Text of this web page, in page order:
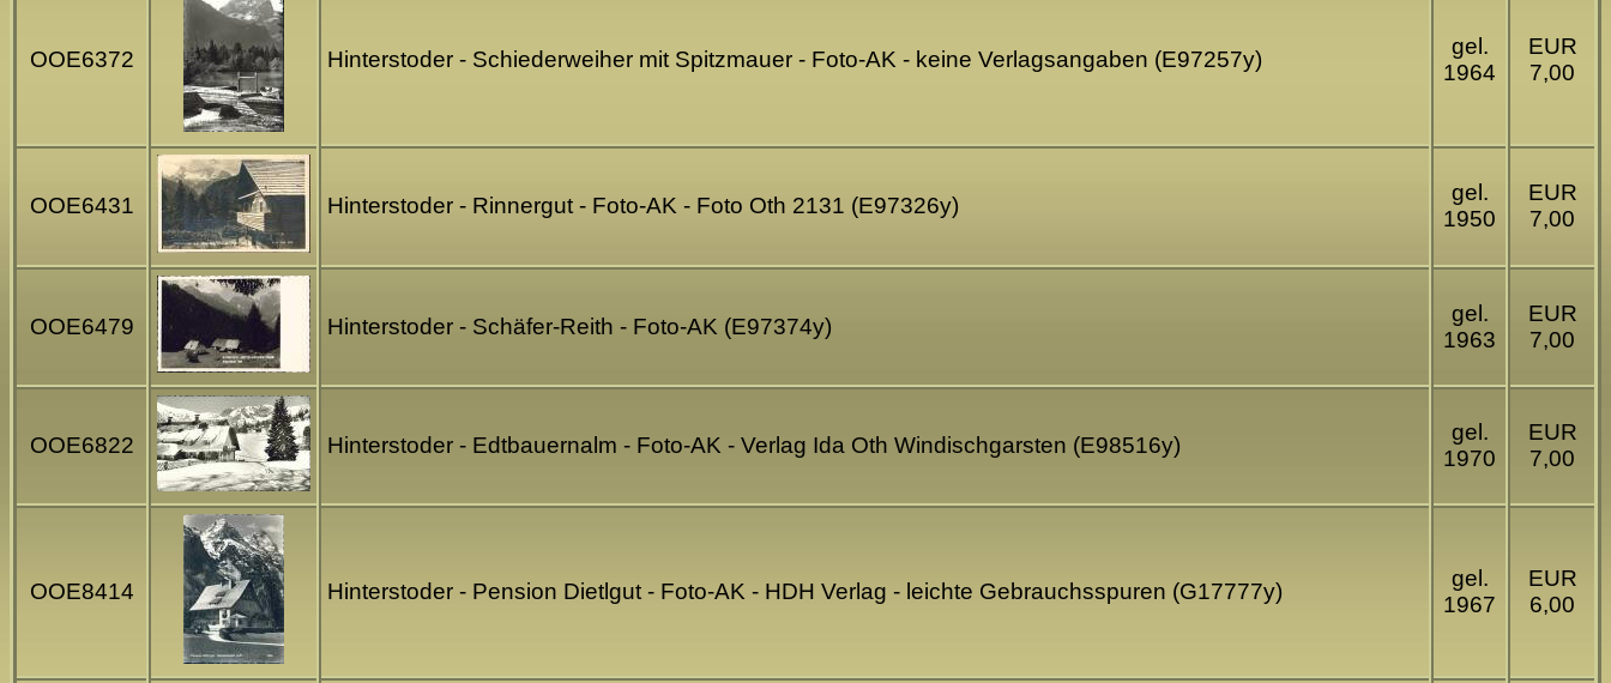
OOE6372 Hinterstoder - Schiederweiher mit Spitzmauer - Foto-AK - keine Verlagsangaben (E97257y)
gel.
1964
EUR
7,00
OOE6431 Hinterstoder - Rinnergut - Foto-AK - Foto Oth 2131 (E97326y)
gel.
1950
EUR
7,00
OOE6479 Hinterstoder - Schäfer-Reith - Foto-AK (E97374y)
gel.
1963
EUR
7,00
OOE6822 Hinterstoder - Edtbauernalm - Foto-AK - Verlag Ida Oth Windischgarsten (E98516y)
gel.
1970
EUR
7,00
OOE8414 Hinterstoder - Pension Dietlgut - Foto-AK - HDH Verlag - leichte Gebrauchsspuren (G17777y)
gel.
1967
EUR
6,00